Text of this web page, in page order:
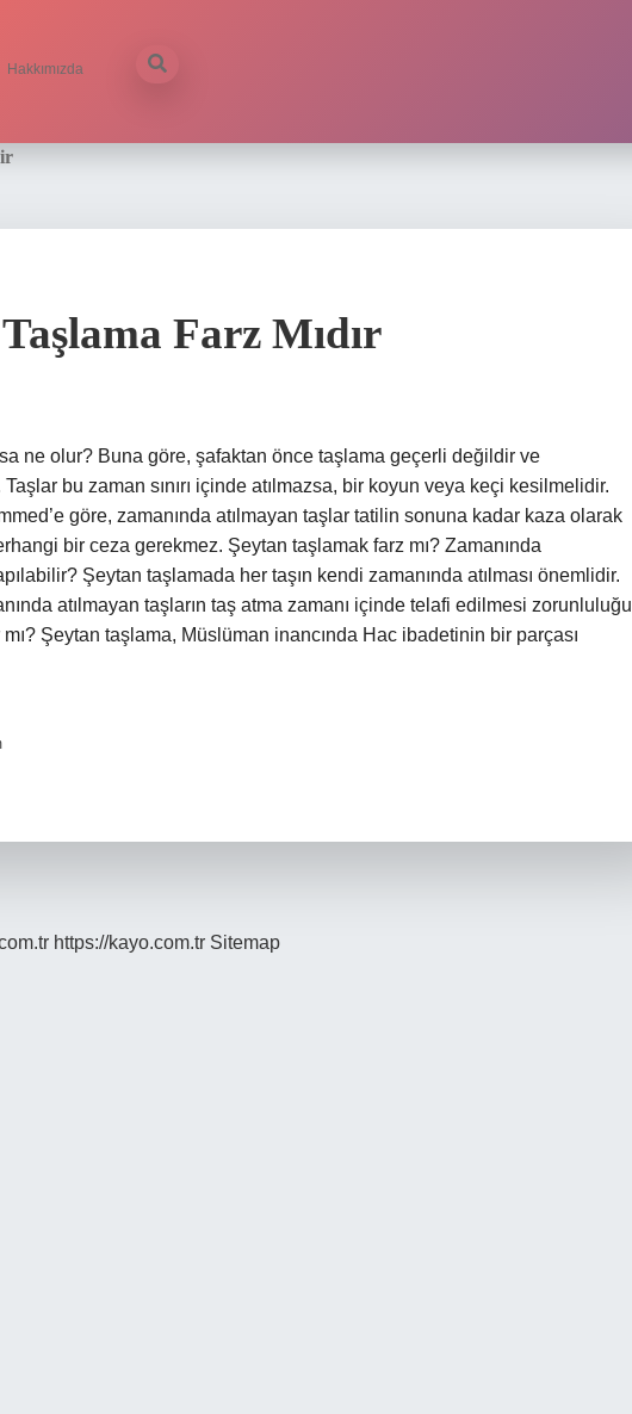
Hakkımızda
Farz Mıdır
ne olur? Buna göre, şafaktan önce taşlama geçerli değildir ve
bu zaman sınırı içinde atılmazsa, bir koyun veya keçi kesilmelidir.
göre, zamanında atılmayan taşlar tatilin sonuna kadar kaza olarak
bir ceza gerekmez. Şeytan taşlamak farz mı? Zamanında
Şeytan taşlamada her taşın kendi zamanında atılması önemlidir.
atılmayan taşların taş atma zamanı içinde telafi edilmesi zorunluluğu
Şeytan taşlama, Müslüman inancında Hac ibadetinin bir parçası
https://kayo.com.tr Sitemap